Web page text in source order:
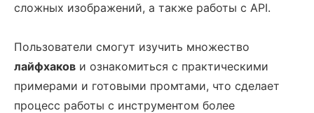
сложных изображений, а также работы с API.
Пользователи смогут изучить множество
лайфхаков и ознакомиться с практическими
примерами и готовыми промтами, что сделает
процесс работы с инструментом более